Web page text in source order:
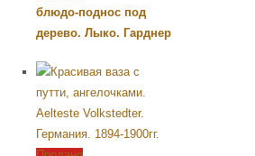
блюдо-поднос под
дерево. Лыко. Гарднер